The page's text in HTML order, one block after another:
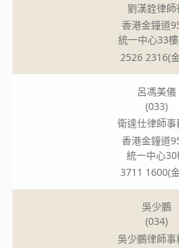
劉漢銓律師
香港金鐘道
統一中心33
2526 2316(
呂馮美儀
(033)
衛達仕律師事
香港金鐘道
統一中心
3711 1600(
吳少鵬
(034)
吳少鵬律師事